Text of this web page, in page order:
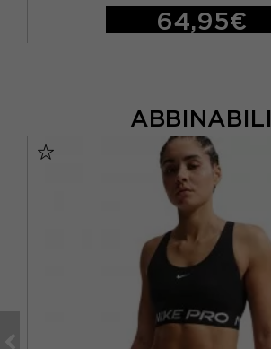
64,95€
ABBINABILI